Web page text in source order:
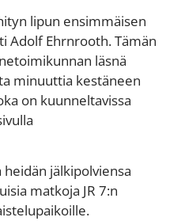
lipun ensimmäisen
Adolf Ehrnrooth. Tämän
läsnä
minuuttia kestäneen
on kuunneltavissa
jälkipolviensa
matkoja JR 7:n